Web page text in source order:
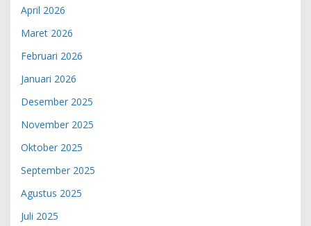
April 2026
Maret 2026
Februari 2026
Januari 2026
Desember 2025
November 2025
Oktober 2025
September 2025
Agustus 2025
Juli 2025